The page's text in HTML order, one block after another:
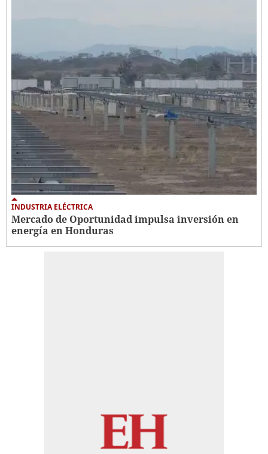
INDUSTRIA ELÉCTRICA
Mercado de Oportunidad impulsa inversión en
energía en Honduras